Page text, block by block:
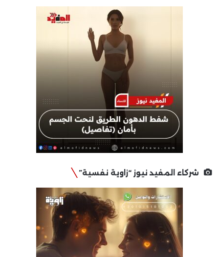
شركاء المفيد نيوز “زاوية نفسية”